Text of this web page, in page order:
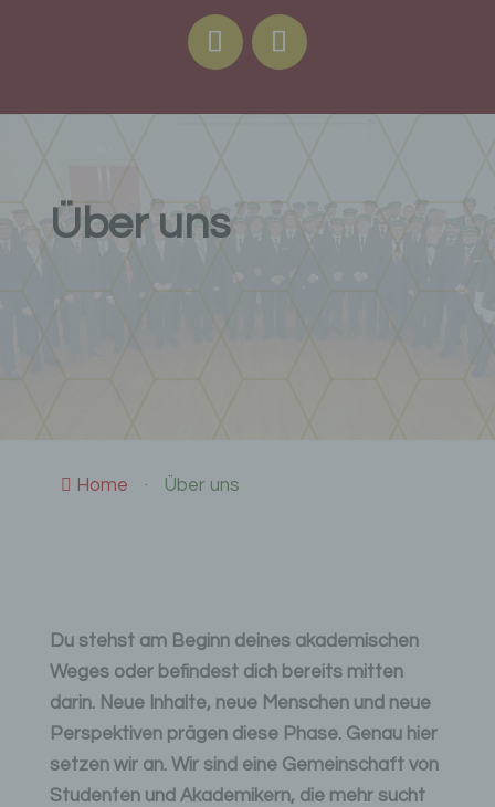
Über uns
 Home · Über uns
Du stehst am Beginn deines akademischen
Weges oder befindest dich bereits mitten
darin. Neue Inhalte, neue Menschen und neue
Perspektiven prägen diese Phase. Genau hier
setzen wir an. Wir sind eine Gemeinschaft von
Studenten und Akademikern, die mehr sucht